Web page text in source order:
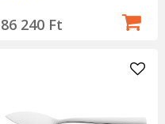
86 240 Ft